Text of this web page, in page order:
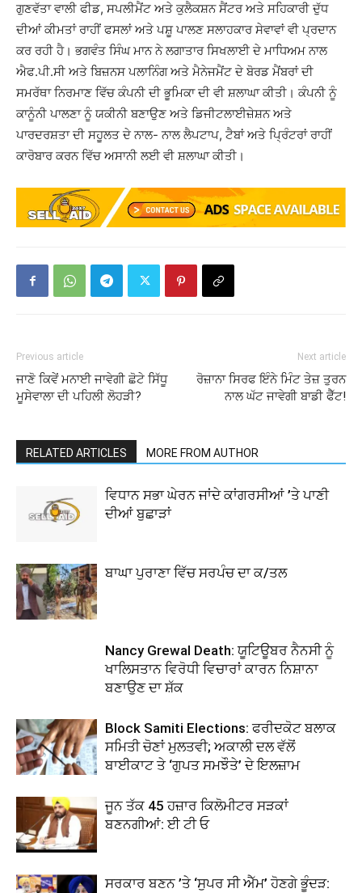
ਗੁਣਵੱਤਾ ਵਾਲੀ ਫੀਡ, ਸਪਲੀਮੈਂਟ ਅਤੇ ਕੁਲੈਕਸ਼ਨ ਸੈਂਟਰ ਅਤੇ ਸਹਿਕਾਰੀ ਦੁੱਧ
ਦੀਆਂ ਕੀਮਤਾਂ ਰਾਹੀਂ ਫਸਲਾਂ ਅਤੇ ਪਸ਼ੂ ਪਾਲਣ ਸਲਾਹਕਾਰ ਸੇਵਾਵਾਂ ਵੀ ਪ੍ਰਦਾਨ
ਕਰ ਰਹੀ ਹੈ। ਭਗਵੰਤ ਸਿੰਘ ਮਾਨ ਨੇ ਲਗਾਤਾਰ ਸਿਖਲਾਈ ਦੇ ਮਾਧਿਅਮ ਨਾਲ
ਐਫ.ਪੀ.ਸੀ ਅਤੇ ਬਿਜ਼ਨਸ ਪਲਾਨਿੰਗ ਅਤੇ ਮੈਨੇਜਮੈਂਟ ਦੇ ਬੋਰਡ ਮੈਂਬਰਾਂ ਦੀ
ਸਮਰੱਥਾ ਨਿਰਮਾਣ ਵਿੱਚ ਕੰਪਨੀ ਦੀ ਭੂਮਿਕਾ ਦੀ ਵੀ ਸ਼ਲਾਘਾ ਕੀਤੀ। ਕੰਪਨੀ ਨੂੰ
ਕਾਨੂੰਨੀ ਪਾਲਣਾ ਨੂੰ ਯਕੀਨੀ ਬਣਾਉਣ ਅਤੇ ਡਿਜੀਟਲਾਈਜ਼ੇਸ਼ਨ ਅਤੇ
ਪਾਰਦਰਸ਼ਤਾ ਦੀ ਸਹੂਲਤ ਦੇ ਨਾਲ- ਨਾਲ ਲੈਪਟਾਪ, ਟੈਬਾਂ ਅਤੇ ਪ੍ਰਿੰਟਰਾਂ ਰਾਹੀਂ
ਕਾਰੋਬਾਰ ਕਰਨ ਵਿੱਚ ਅਸਾਨੀ ਲਈ ਵੀ ਸ਼ਲਾਘਾ ਕੀਤੀ।
Previous article
ਜਾਣੋ ਕਿਵੇਂ ਮਨਾਈ ਜਾਵੇਗੀ ਛੋਟੇ ਸਿੱਧੂ
ਮੂਸੇਵਾਲਾ ਦੀ ਪਹਿਲੀ ਲੋਹੜੀ?
Next article
ਰੋਜ਼ਾਨਾ ਸਿਰਫ ਇੰਨੇ ਮਿੰਟ ਤੇਜ਼ ਤੁਰਨ
ਨਾਲ ਘੱਟ ਜਾਵੇਗੀ ਬਾਡੀ ਫੈੱਟ!
RELATED ARTICLES MORE FROM AUTHOR
ਵਿਧਾਨ ਸਭਾ ਘੇਰਨ ਜਾਂਦੇ ਕਾਂਗਰਸੀਆਂ ’ਤੇ ਪਾਣੀ
ਦੀਆਂ ਬੁਛਾੜਾਂ
ਬਾਘਾ ਪੁਰਾਣਾ ਵਿੱਚ ਸਰਪੰਚ ਦਾ ਕ/ਤਲ
Nancy Grewal Death: ਯੂਟਿਊਬਰ ਨੈਨਸੀ ਨੂੰ
ਖਾਲਿਸਤਾਨ ਵਿਰੋਧੀ ਵਿਚਾਰਾਂ ਕਾਰਨ ਨਿਸ਼ਾਨਾ
ਬਣਾਉਣ ਦਾ ਸ਼ੱਕ
Block Samiti Elections: ਫਰੀਦਕੋਟ ਬਲਾਕ
ਸਮਿਤੀ ਚੋਣਾਂ ਮੁਲਤਵੀ; ਅਕਾਲੀ ਦਲ ਵੱਲੋਂ
ਬਾਈਕਾਟ ਤੇ ‘ਗੁਪਤ ਸਮਝੌਤੇ’ ਦੇ ਇਲਜ਼ਾਮ
ਜੂਨ ਤੱਕ 45 ਹਜ਼ਾਰ ਕਿਲੋਮੀਟਰ ਸੜਕਾਂ
ਬਣਨਗੀਆਂ: ਈ ਟੀ ਓ
ਸਰਕਾਰ ਬਣਨ ’ਤੇ ‘ਸੁਪਰ ਸੀ ਐੱਮ’ ਹੋਣਗੇ ਭੂੰਦੜ: